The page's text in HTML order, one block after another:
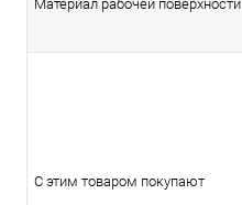
Материал рабочей поверхности
С этим товаром покупают